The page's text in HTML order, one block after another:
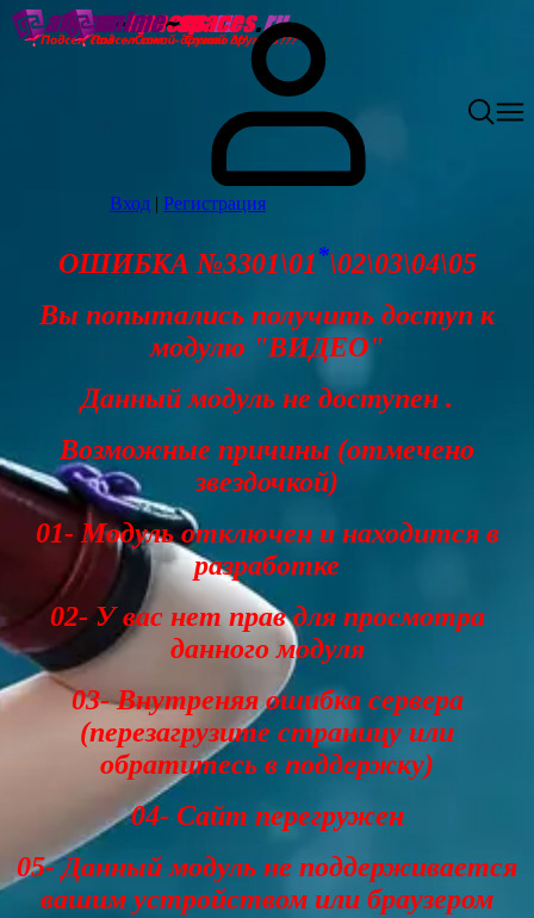
Вход | Регистрация
ОШИБКА №3301\01*\02\03\04\05
Вы попытались получить доступ к
модулю "ВИДЕО"
Данный модуль не доступен .
Возможные причины (отмечено
звездочкой)
01- Модуль отключен и находится в
разработке
02- У вас нет прав для просмотра
данного модуля
03- Внутреняя ошибка сервера
(перезагрузите страницу или
обратитесь в поддержку)
04- Сайт перегружен
05- Данный модуль не поддерживается
вашим устройством или браузером